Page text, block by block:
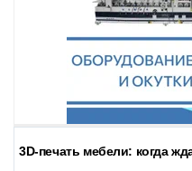
3D-печать мебели: когда